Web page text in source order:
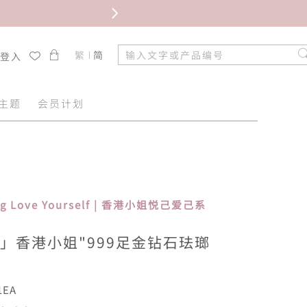
入 繁 简
题 会员计划
Love Yourself | 香港小姐悦己爱己系
香港小姐"999足金钻石珐瑯